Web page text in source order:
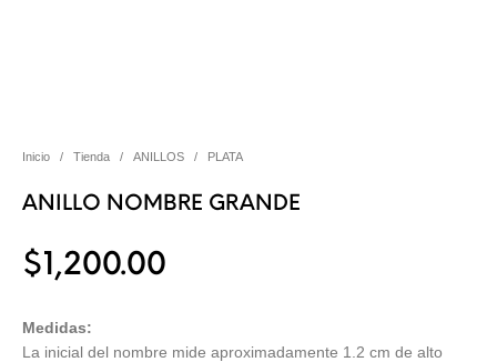
Inicio / Tienda / ANILLOS / PLATA
ANILLO NOMBRE GRANDE
$ 1,200.00
Medidas:
La inicial del nombre mide aproximadamente 1.2 cm de alto